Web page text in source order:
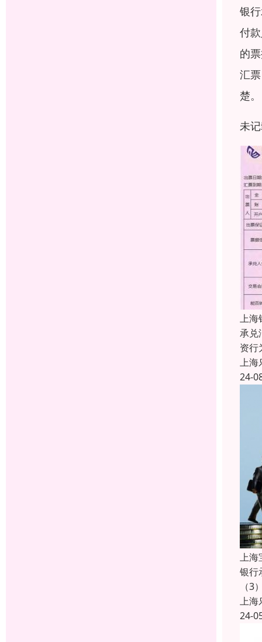
银
付
的
汇
楚。
未
上海
承兑
资行
上海
24-
上海
银行
（
上海
24-